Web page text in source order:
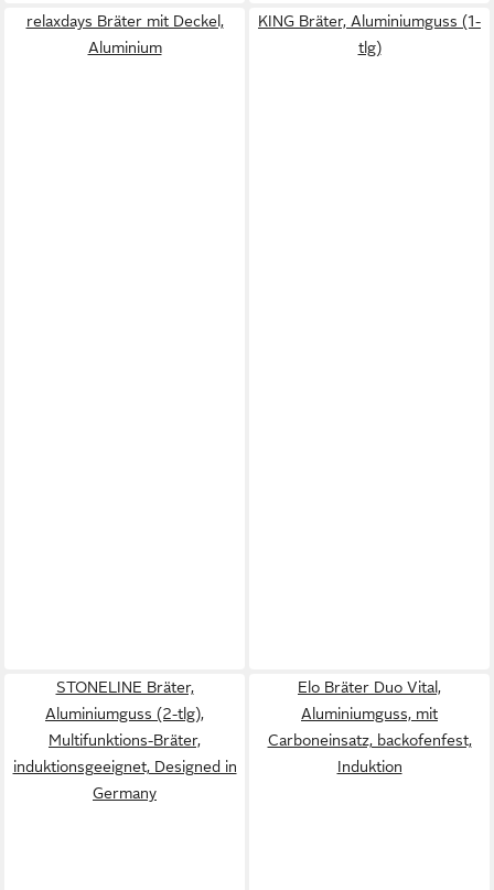
relaxdays Bräter mit Deckel,
Aluminium
KING Bräter, Aluminiumguss (1-
tlg)
STONELINE Bräter,
Aluminiumguss (2-tlg),
Multifunktions-Bräter,
induktionsgeeignet, Designed in
Germany
Elo Bräter Duo Vital,
Aluminiumguss, mit
Carboneinsatz, backofenfest,
Induktion